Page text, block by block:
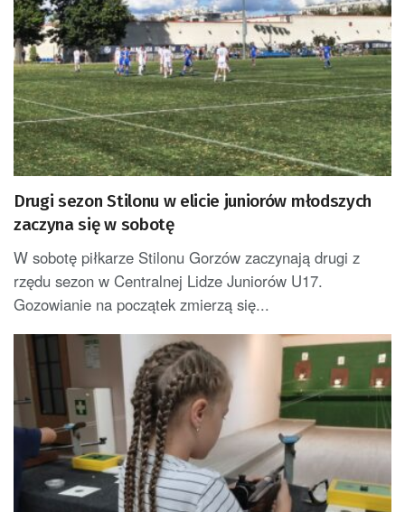
Drugi sezon Stilonu w elicie juniorów młodszych
zaczyna się w sobotę
W sobotę piłkarze Stilonu Gorzów zaczynają drugi z
rzędu sezon w Centralnej Lidze Juniorów U17.
Gozowianie na początek zmierzą się...